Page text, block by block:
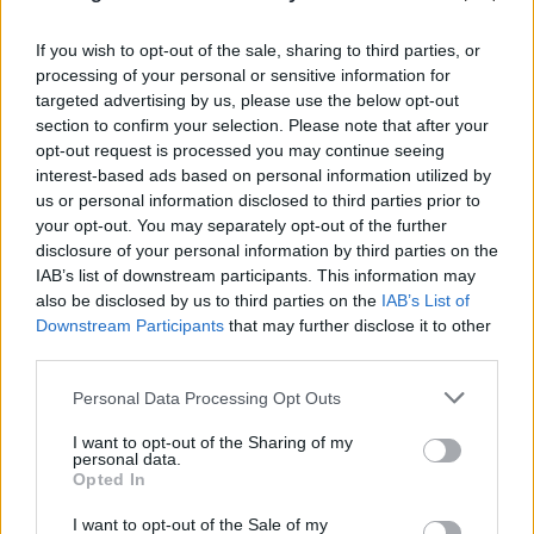
If you wish to opt-out of the sale, sharing to third parties, or
processing of your personal or sensitive information for
targeted advertising by us, please use the below opt-out
section to confirm your selection. Please note that after your
opt-out request is processed you may continue seeing
interest-based ads based on personal information utilized by
us or personal information disclosed to third parties prior to
your opt-out. You may separately opt-out of the further
disclosure of your personal information by third parties on the
IAB’s list of downstream participants. This information may
also be disclosed by us to third parties on the IAB’s List of
Downstream Participants that may further disclose it to other
Please note that this website/app uses one or more Google
not limited to your visit or usage behaviour. You may click to
grant or deny consent to Google and its third-party tags to
use your data for below specified purposes in below Google
consent section.
Personal Data Processing Opt Outs
I want to opt-out of the Sharing of my
personal data.
Opted In
I want to opt-out of the Sale of my
09.08.2026